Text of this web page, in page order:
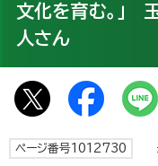
文化を育む。」
人さん
ページ番号1012730